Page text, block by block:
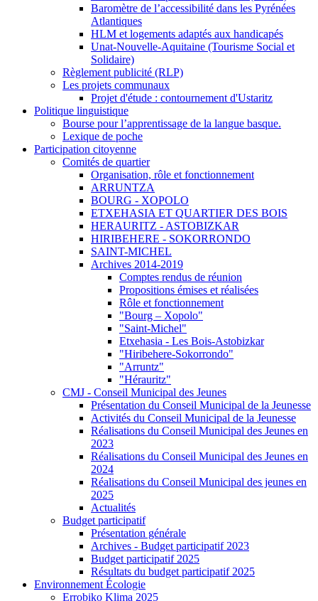
Baromètre de l’accessibilité dans les Pyrénées
Atlantiques
HLM et logements adaptés aux handicapés
Unat-Nouvelle-Aquitaine (Tourisme Social et
Solidaire)
Règlement publicité (RLP)
Les projets communaux
Projet d'étude : contournement d'Ustaritz
Politique linguistique
Bourse pour l’apprentissage de la langue basque.
Lexique de poche
Participation citoyenne
Comités de quartier
Organisation, rôle et fonctionnement
ARRUNTZA
BOURG - XOPOLO
ETXEHASIA ET QUARTIER DES BOIS
HERAURITZ - ASTOBIZKAR
HIRIBEHERE - SOKORRONDO
SAINT-MICHEL
Archives 2014-2019
Comptes rendus de réunion
Propositions émises et réalisées
Rôle et fonctionnement
"Bourg – Xopolo"
"Saint-Michel"
Etxehasia - Les Bois-Astobizkar
"Hiribehere-Sokorrondo"
"Arruntz"
"Hérauritz"
CMJ - Conseil Municipal des Jeunes
Présentation du Conseil Municipal de la Jeunesse
Activités du Conseil Municipal de la Jeunesse
Réalisations du Conseil Municipal des Jeunes en
2023
Réalisations du Conseil Municipal des Jeunes en
2024
Réalisations du Conseil Municipal des jeunes en
2025
Actualités
Budget participatif
Présentation générale
Archives - Budget participatif 2023
Budget participatif 2025
Résultats du budget participatif 2025
Environnement Écologie
Errobiko Klima 2025